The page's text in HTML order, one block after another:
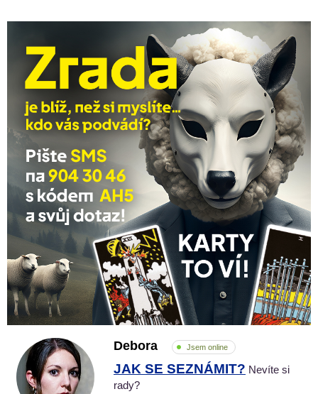
Debora Jsem online
JAK SE SEZNÁMIT? Nevíte si
rady?